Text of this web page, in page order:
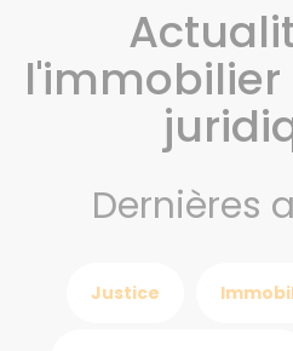
l'immobilier
Dernières
Justice